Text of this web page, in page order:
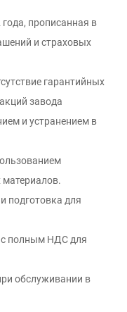
прописанная в
и страховых
гарантийных
зaвода
и уcтрaнением в
подготовка для
с полным НДС для
обслуживании в